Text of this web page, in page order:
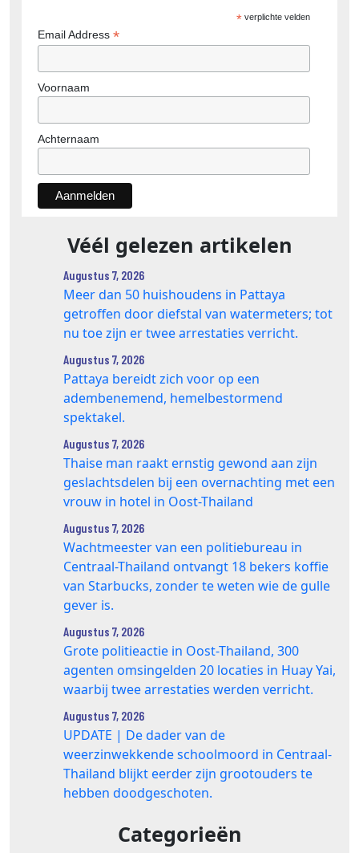
*verplichte velden
Email Address *
Voornaam
Achternaam
Véél gelezen artikelen
Augustus 7, 2026
Meer dan 50 huishoudens in Pattaya
getroffen door diefstal van watermeters; tot
nu toe zijn er twee arrestaties verricht.
Augustus 7, 2026
Pattaya bereidt zich voor op een
adembenemend, hemelbestormend
spektakel.
Augustus 7, 2026
Thaise man raakt ernstig gewond aan zijn
geslachtsdelen bij een overnachting met een
vrouw in hotel in Oost-Thailand
Augustus 7, 2026
Wachtmeester van een politiebureau in
Centraal-Thailand ontvangt 18 bekers koffie
van Starbucks, zonder te weten wie de gulle
gever is.
Augustus 7, 2026
Grote politieactie in Oost-Thailand, 300
agenten omsingelden 20 locaties in Huay Yai,
waarbij twee arrestaties werden verricht.
Augustus 7, 2026
UPDATE | De dader van de
weerzinwekkende schoolmoord in Centraal-
Thailand blijkt eerder zijn grootouders te
hebben doodgeschoten.
Categorieën